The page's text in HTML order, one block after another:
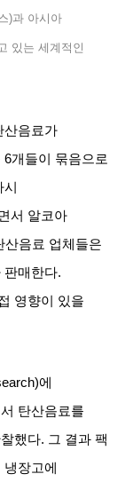
)과 아시아
있는 세계적인
산음료가
6개들이 묶음으로
서 알코아
산음료 업체들은
판매한다.
영향이 있을
에
탄산음료를
했다. 그 결과 팩
장고에